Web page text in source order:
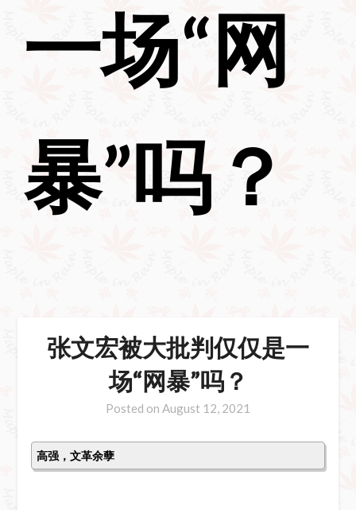
一场“网
暴”吗？
张文宏被大批判仅仅是一
场“网暴”吗？
Posted on August 12, 2021
高强，文革余孽